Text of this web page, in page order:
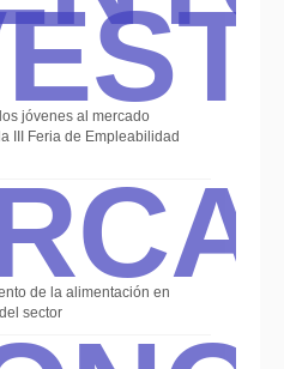
jóvenes al mercado
III Feria de Empleabilidad
de la alimentación en
sector